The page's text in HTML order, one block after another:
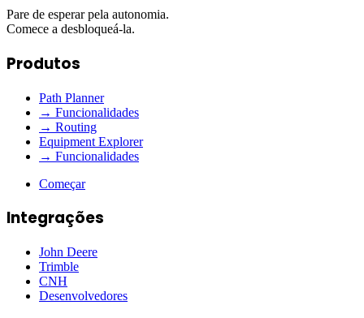
Pare de esperar pela autonomia.
Comece a desbloqueá-la.
Produtos
Path Planner
→ Funcionalidades
→ Routing
Equipment Explorer
→ Funcionalidades
Começar
Integrações
John Deere
Trimble
CNH
Desenvolvedores